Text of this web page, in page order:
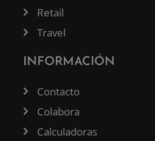
Retail
Travel
INFORMACIÓN
Contacto
Colabora
Calculadoras